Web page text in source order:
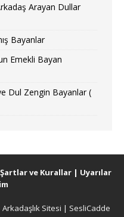
Arayan Dullar
Bayanlar
Emekli Bayan
Dul Zengin Bayanlar (
Şartlar ve Kurallar | Uyarılar
Arkadaşlık Sitesi | SesliCadde